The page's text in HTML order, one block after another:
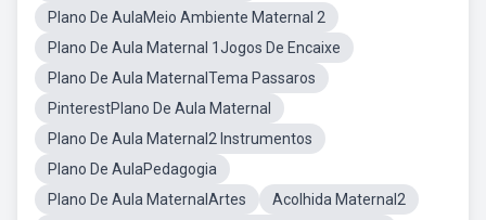
Plano De AulaMeio Ambiente Maternal 2
Plano De Aula Maternal 1Jogos De Encaixe
Plano De Aula MaternalTema Passaros
PinterestPlano De Aula Maternal
Plano De Aula Maternal2 Instrumentos
Plano De AulaPedagogia
Plano De Aula MaternalArtes
Acolhida Maternal2